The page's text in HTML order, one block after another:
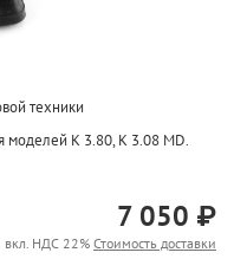
техники
моделей К 3.80, K 3.08 MD.
7 050 ₽
вкл. НДС 22% Стоимость доставки